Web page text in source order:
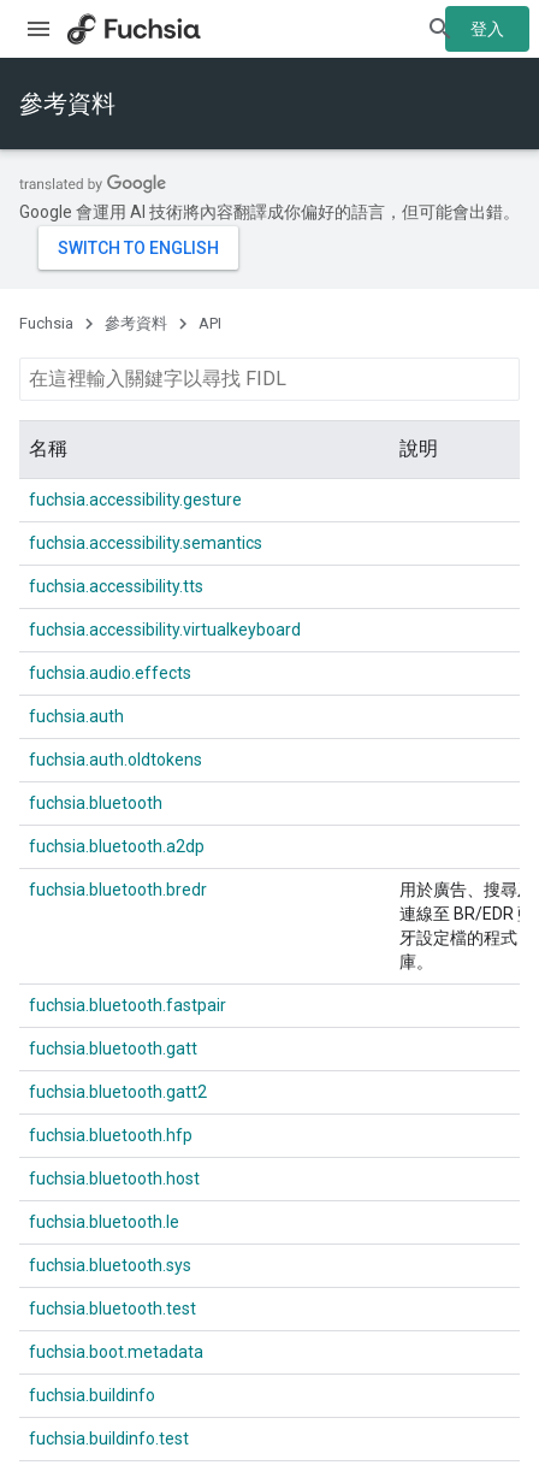
登入
參考資料
Google 會運用 AI 技術將內容翻譯成你偏好的語言，但可能會出錯。
Fuchsia 參考資料 API
名稱 說明
fuchsia.accessibility.gesture
fuchsia.accessibility.semantics
fuchsia.accessibility.tts
fuchsia.accessibility.virtualkeyboard
fuchsia.audio.effects
fuchsia.auth
fuchsia.auth.oldtokens
fuchsia.bluetooth
fuchsia.bluetooth.a2dp
fuchsia.bluetooth.bredr
用於廣告、搜尋及
連線至 BR/EDR 藍
牙設定檔的程式
庫。
fuchsia.bluetooth.fastpair
fuchsia.bluetooth.gatt
fuchsia.bluetooth.gatt2
fuchsia.bluetooth.hfp
fuchsia.bluetooth.host
fuchsia.bluetooth.le
fuchsia.bluetooth.sys
fuchsia.bluetooth.test
fuchsia.boot.metadata
fuchsia.buildinfo
fuchsia.buildinfo.test